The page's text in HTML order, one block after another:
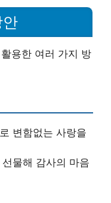
용한 여러 가지 방
변함없는 사랑을
물해 감사의 마음